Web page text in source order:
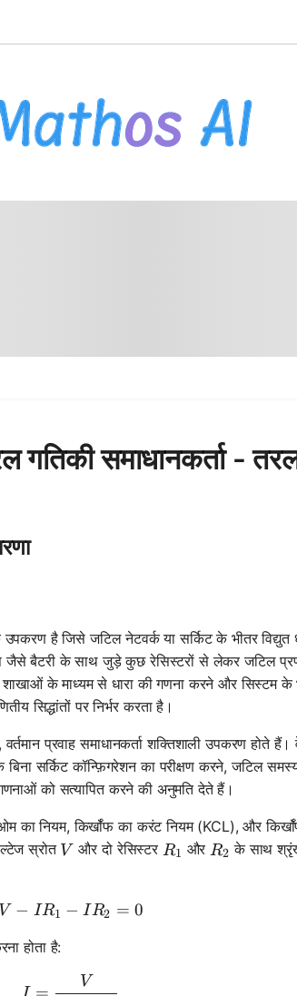
समाधानकर्ता -
है जिसे जटिल नेटवर्क या सर्किट के भीतर विद्युत
बैटरी के साथ जुड़े कुछ रेसिस्टरों से लेकर जटिल
के माध्यम से धारा की गणना करने और सिस्टम के
सिद्धांतों पर निर्भर करता है।
प्रवाह समाधानकर्ता शक्तिशाली उपकरण होते हैं।
सर्किट कॉन्फ़िगरेशन का परीक्षण करने, जटिल
को सत्यापित करने की अनुमति देते हैं।
का नियम, किर्खॉफ का करंट नियम (KCL), और
स्रोत V
V और दो रेसिस्टर R_1
R1 और R_2
R2 के साथ
V - IR_1 - IR_2 = 0
V − IR1 − IR2 = 0
होता है:
I = \frac{V}{R_1 + R_2}
V